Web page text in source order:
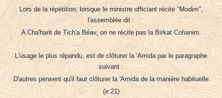
Lors de la répétition, lorsque le ministre officiant récite "Modim",
l'assemblée dit :
A Cha'harit de Tich'a Béav, on ne récite pas la Birkat Cohanim.
L'usage le plus répandu, est de clôturer la 'Amida par le paragraphe
suivant :
D'autres pensent qu'il faut clôturer la 'Amida de la manière habituelle
(e:21)